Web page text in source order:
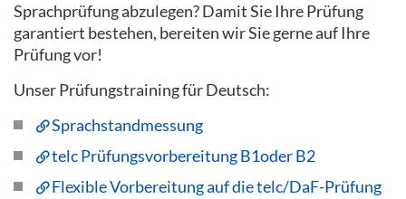
Sprachprüfung abzulegen? Damit Sie Ihre Prüfung
garantiert bestehen, bereiten wir Sie gerne auf Ihre
Prüfung vor!
Unser Prüfungstraining für Deutsch:
Sprachstandmessung
telc Prüfungsvorbereitung B1oder B2
Flexible Vorbereitung auf die telc/DaF-Prüfung